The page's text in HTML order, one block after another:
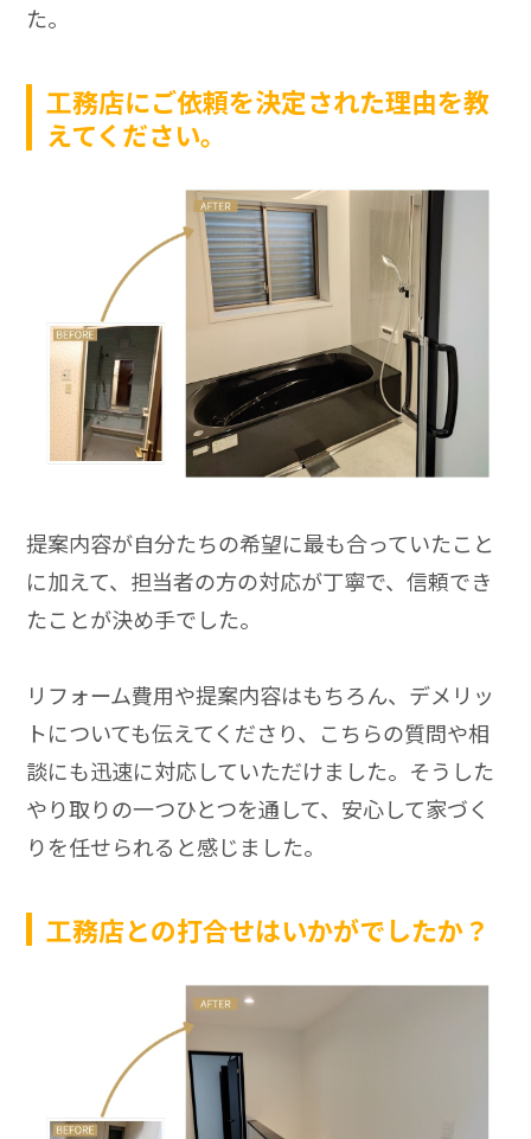
た。
工務店にご依頼を決定された理由を教
えてください。
提案内容が自分たちの希望に最も合っていたこと
に加えて、担当者の方の対応が丁寧で、信頼でき
たことが決め手でした。
リフォーム費用や提案内容はもちろん、デメリッ
トについても伝えてくださり、こちらの質問や相
談にも迅速に対応していただけました。そうした
やり取りの一つひとつを通して、安心して家づく
りを任せられると感じました。
工務店との打合せはいかがでしたか？